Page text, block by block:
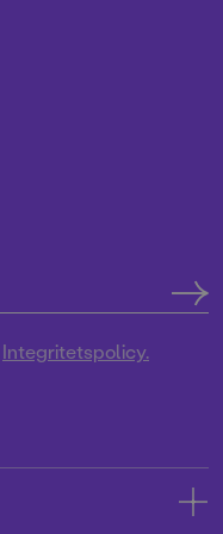
Integritetspolicy.